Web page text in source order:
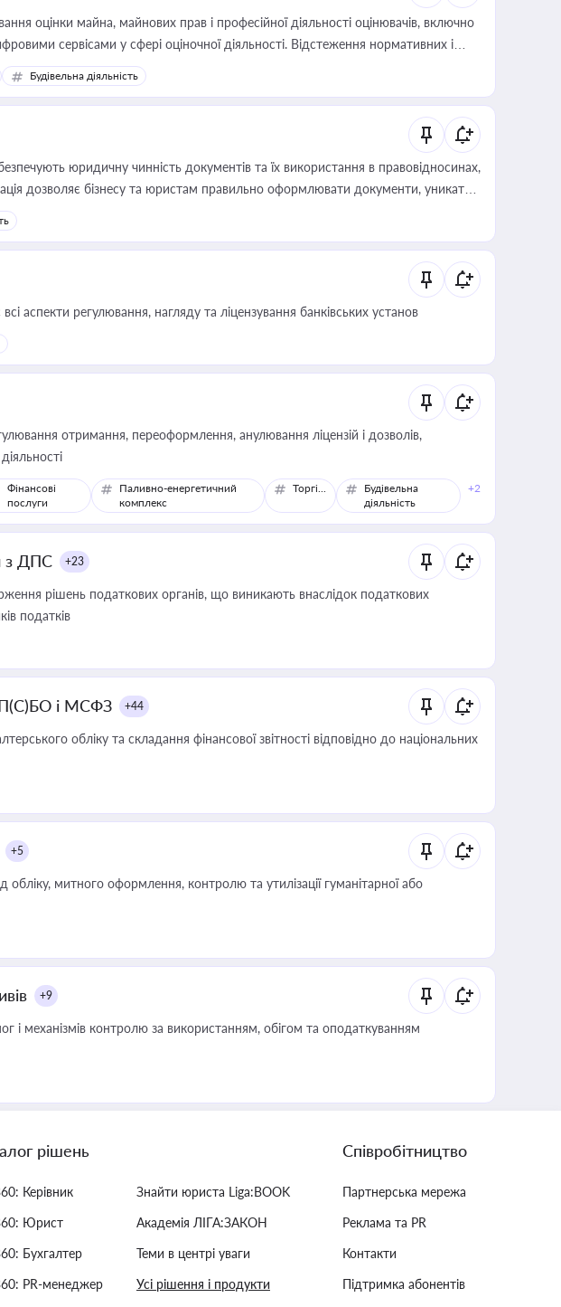
оцінки майна, майнових прав і професійної діяльності оцінювачів, включно
сервісами у сфері оціночної діяльності. Відстеження нормативних і
бізнесу, керівника, юриста або бухгалтера під час оподаткування,
угод і перевірки статусу суб'єктів оціночної діяльності
Будівельна діяльність
юридичну чинність документів та їх використання в правовідносинах,
дозволяє бізнесу та юристам правильно оформлювати документи, уникати
прийняття органами влади та контрагентами
аспекти регулювання, нагляду та ліцензування банківських установ
отримання, переоформлення, анулювання ліцензій і дозволів,
Фінансові
послуги
Паливно-енергетичний
комплекс
Торгівля
Будівельна
діяльність
+2
з ДПС +23
рішень податкових органів, що виникають внаслідок податкових
податків
П(С)БО і МСФЗ +44
обліку та складання фінансової звітності відповідно до національних
+5
обліку, митного оформлення, контролю та утилізації гуманітарної або
+9
і механізмів контролю за використанням, обігом та оподаткуванням
рішень
Керівник
Юрист
Бухгалтер
PR-менеджер
Знайти юриста Liga:BOOK
Академія ЛІГА:ЗАКОН
Теми в центрі уваги
Усі рішення і продукти
Співробітництво
Партнерська мережа
Реклама та PR
Контакти
Підтримка абонентів